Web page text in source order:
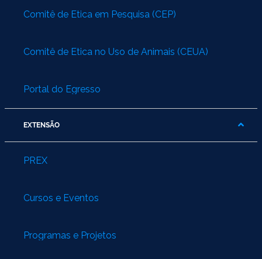
Comitê de Ética em Pesquisa (CEP)
Comitê de Ética no Uso de Animais (CEUA)
Portal do Egresso
EXTENSÃO
PREX
Cursos e Eventos
Programas e Projetos